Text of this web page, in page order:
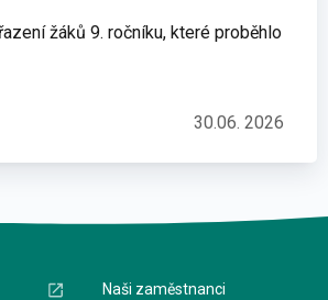
žáků 9. ročníku, které proběhlo
30.06. 2026
Naši zaměstnanci